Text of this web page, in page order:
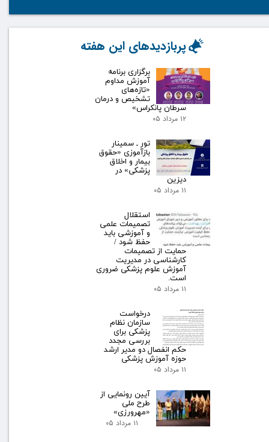
برگزاری برنامه
آموزش مداوم
«تازه‌های
تشخیص و درمان
سرطان پانکراس»
۱۲ مرداد ۰۵
تور ـ سمینار
بازآموزی «حقوق
بیمار و اخلاق
پزشکی» در
دیزین
۱۱ مرداد ۰۵
استقلال
تصمیمات علمی
و آموزشی باید
حفظ شود /
حمایت از تصمیمات
کارشناسی در مدیریت
آموزش علوم پزشکی ضروری
است.
۱۱ مرداد ۰۵
درخواست
سازمان نظام
پزشکی برای
بررسی مجدد
حکم انفصال دو مدیر ارشد
حوزه آموزش پزشکی
۱۱ مرداد ۰۵
آیین رونمایی از
طرح ملی
«مهرورزی»
۱۱ مرداد ۰۵
پربازدیدهای این هفته